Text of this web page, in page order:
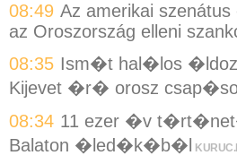
08:49 Az amerikai
az Oroszország elleni
08:35 Ism�t hal�los
Kijevet �r� orosz
08:34 11 ezer �v
Balaton �led�k�b�l